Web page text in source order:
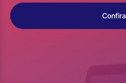
Confira